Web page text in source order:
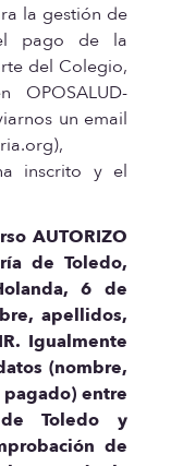
la gestión de
pago de la
del Colegio,
OPOSALUD-
un email
inscrito y el
AUTORIZO
de Toledo,
6 de
apellidos,
Igualmente
(nombre,
entre
Toledo y
de